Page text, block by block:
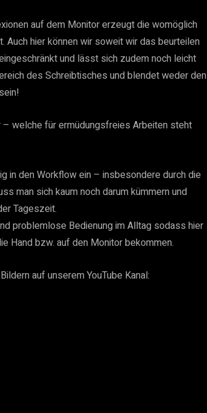
auf dem Monitor erzeugt die womöglich
hier können wir soweit wir das beurteilen
und lässt sich zudem noch leicht
des Schreibtisches und blendet weder den
– welche für ermüdungsfreies Arbeiten steht
in den Workflow ein – insbesondere durch die
man sich kaum noch darum kümmern und
Tageszeit.
problemlose Bedienung im Alltag sodass hier
Hand bzw. auf den Monitor bekommen.
auf unserem YouTube Kanal: